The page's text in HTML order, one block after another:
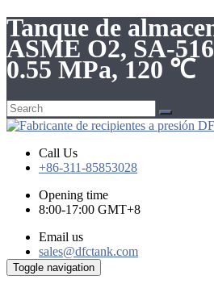
Tanque de
ASME O2, SA-
0.55 MPa, 120 ℃
Call Us
+86-311-85853028
Opening time
8:00-17:00 GMT+8
Email us
sales@dfctank.com
Toggle navigation